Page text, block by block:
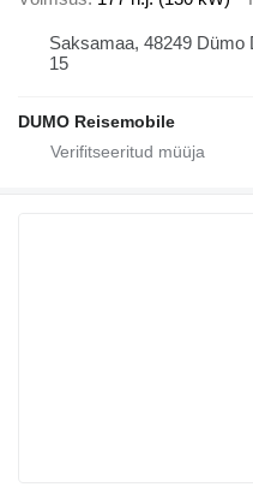
Saksamaa, 48249 Dümo Dülmen (Hiddingsel) Graskamp
15
DUMO Reisemobile